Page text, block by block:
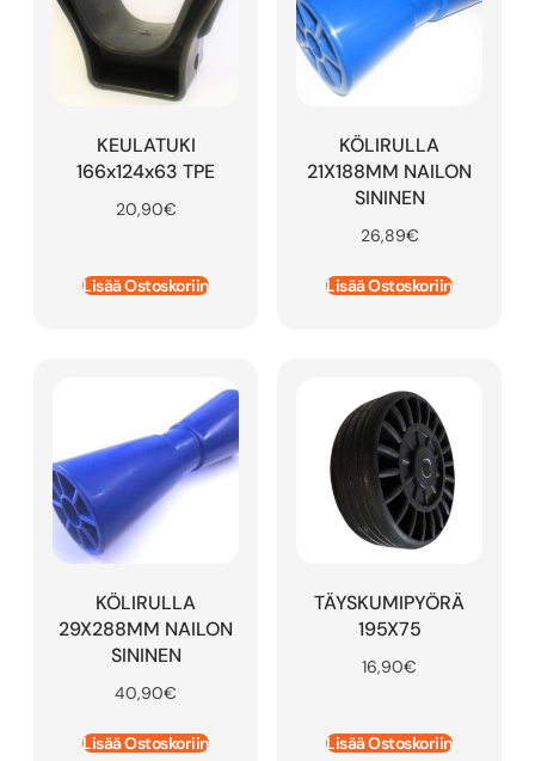
KEULATUKI
166x124x63 TPE
20,90€
Lisää Ostoskoriin
KÖLIRULLA
21X188MM NAILON
SININEN
26,89€
Lisää Ostoskoriin
KÖLIRULLA
29X288MM NAILON
SININEN
40,90€
Lisää Ostoskoriin
TÄYSKUMIPYÖRÄ
195X75
16,90€
Lisää Ostoskoriin